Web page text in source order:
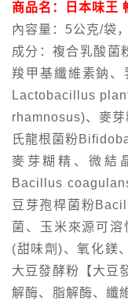
商品名：日本味王
內容量：5公克/袋
成分：複合乳酸菌
羧甲基纖維素鈉
Lactobacillus
rhamnosus)、麥
氏龍根菌粉
麥芽糊精、微結
Bacillus
豆芽孢桿菌粉
菌、玉米來源可
(甜味劑)、氧化鎂
大豆發酵粉【大豆
解酶、脂解酶、纖